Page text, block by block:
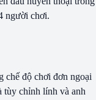
người chơi.
chế độ chơi đơn ngoại
tùy chỉnh lính và anh